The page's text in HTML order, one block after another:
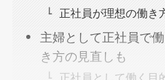
正社員が理想の働き
主婦として正社員で
き方の見直しも
正社員として働く目